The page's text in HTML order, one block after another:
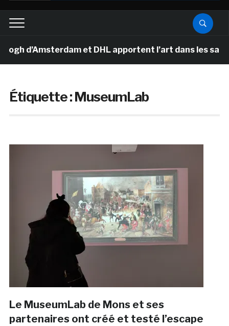
d’Amsterdam et DHL apportent l’art dans les salles
Étiquette :MuseumLab
Le MuseumLab de Mons et ses
partenaires ont créé et testé l’escape